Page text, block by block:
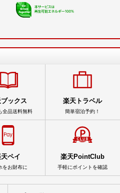
ガスケットは買い直す形になりま
しょうか。画像等ありますか。
ックス
全品送料無料
楽天トラベル
簡単宿泊予約！
ペイ
をお財布に
楽天PointClub
手軽にポイントを確認